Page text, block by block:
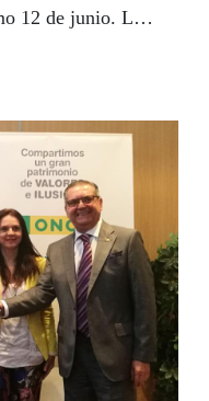
12 de junio. La
el delegado
y Melillal,
en el encuentro
del cupón,
en
Flamenco de
para Lola